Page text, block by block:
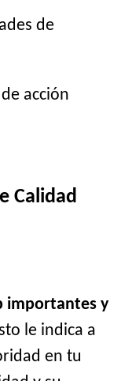
de
acción
Calidad
importantes y
le indica a
en tu